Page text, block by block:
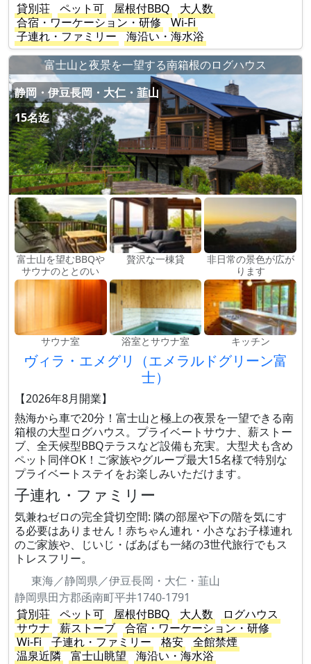
貸別荘
ペット可 屋根付BBQ
大人数
合宿・ワーケーション・研修
Wi-Fi
子連れ・ファミリー
海沿い・海水浴
富士山と夜景を一望する南箱根のログハウス
静岡・伊豆長岡・大仁・韮山
15名迄
富士山を望むBBQや
サウナのととのい
贅沢な一棟貸
非日常の景色が広が
ります
サウナ室 浴室とサウナ室 キッチン
ヴィラ・エメグリ（エメラルドグリーン富
士）
【2026年8月開業】
熱海から車で20分！富士山と極上の夜景を一望できる南
箱根の大型ログハウス。プライベートサウナ、薪ストー
ブ、全天候型BBQテラスなど設備も充実。大型犬も含め
ペット同伴OK！ご家族やグループ最大15名様で特別な
プライベートステイをお楽しみいただけます。
子連れ・ファミリー
気兼ねゼロの完全貸切空間: 隣の部屋や下の階を気にす
る必要はありません！赤ちゃん連れ・小さなお子様連れ
のご家族や、じいじ・ばあばも一緒の3世代旅行でもス
トレスフリー。
東海／静岡県／伊豆長岡・大仁・韮山
静岡県田方郡函南町平井1740-1791
貸別荘
ペット可 屋根付BBQ 大人数
ログハウス
サウナ
薪ストーブ
合宿・ワーケーション・研修
Wi-Fi
子連れ・ファミリー 格安
全館禁煙
温泉近隣
富士山眺望
海沿い・海水浴